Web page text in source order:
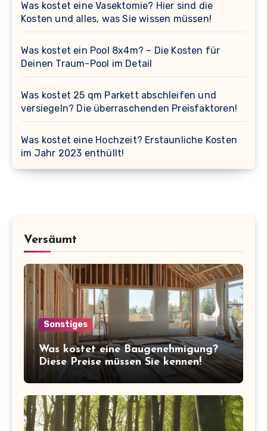
Was kostet eine Vasektomie? Hier sind die
Kosten und alles, was Sie wissen müssen!
Was kostet ein Pool 8x4m? – Die Kosten für
Deinen Traum-Pool im Detail
Was kostet 25 qm Parkett abschleifen und
versiegeln? Die überraschenden Preisfaktoren!
Was kostet eine Hochzeit? Erstaunliche Kosten
im Jahr 2023 enthüllt!
Versäumt
Sonstiges
Was kostet eine Baugenehmigung?
Diese Preise müssen Sie kennen!